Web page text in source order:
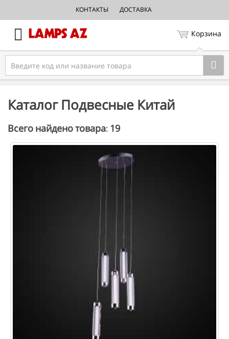
КОНТАКТЫ ДОСТАВКА
Корзина
Каталог Подвесные Китай
Всего найдено товара: 19